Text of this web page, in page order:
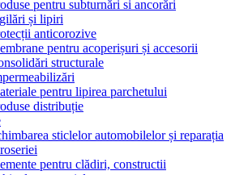
pentru subturnări si ancorări
și lipiri
anticorozive
pentru acoperișuri și accesorii
structurale
pentru lipirea parchetului
distribuție
sticlelor automobilelor și reparația
pentru clădiri, constructii